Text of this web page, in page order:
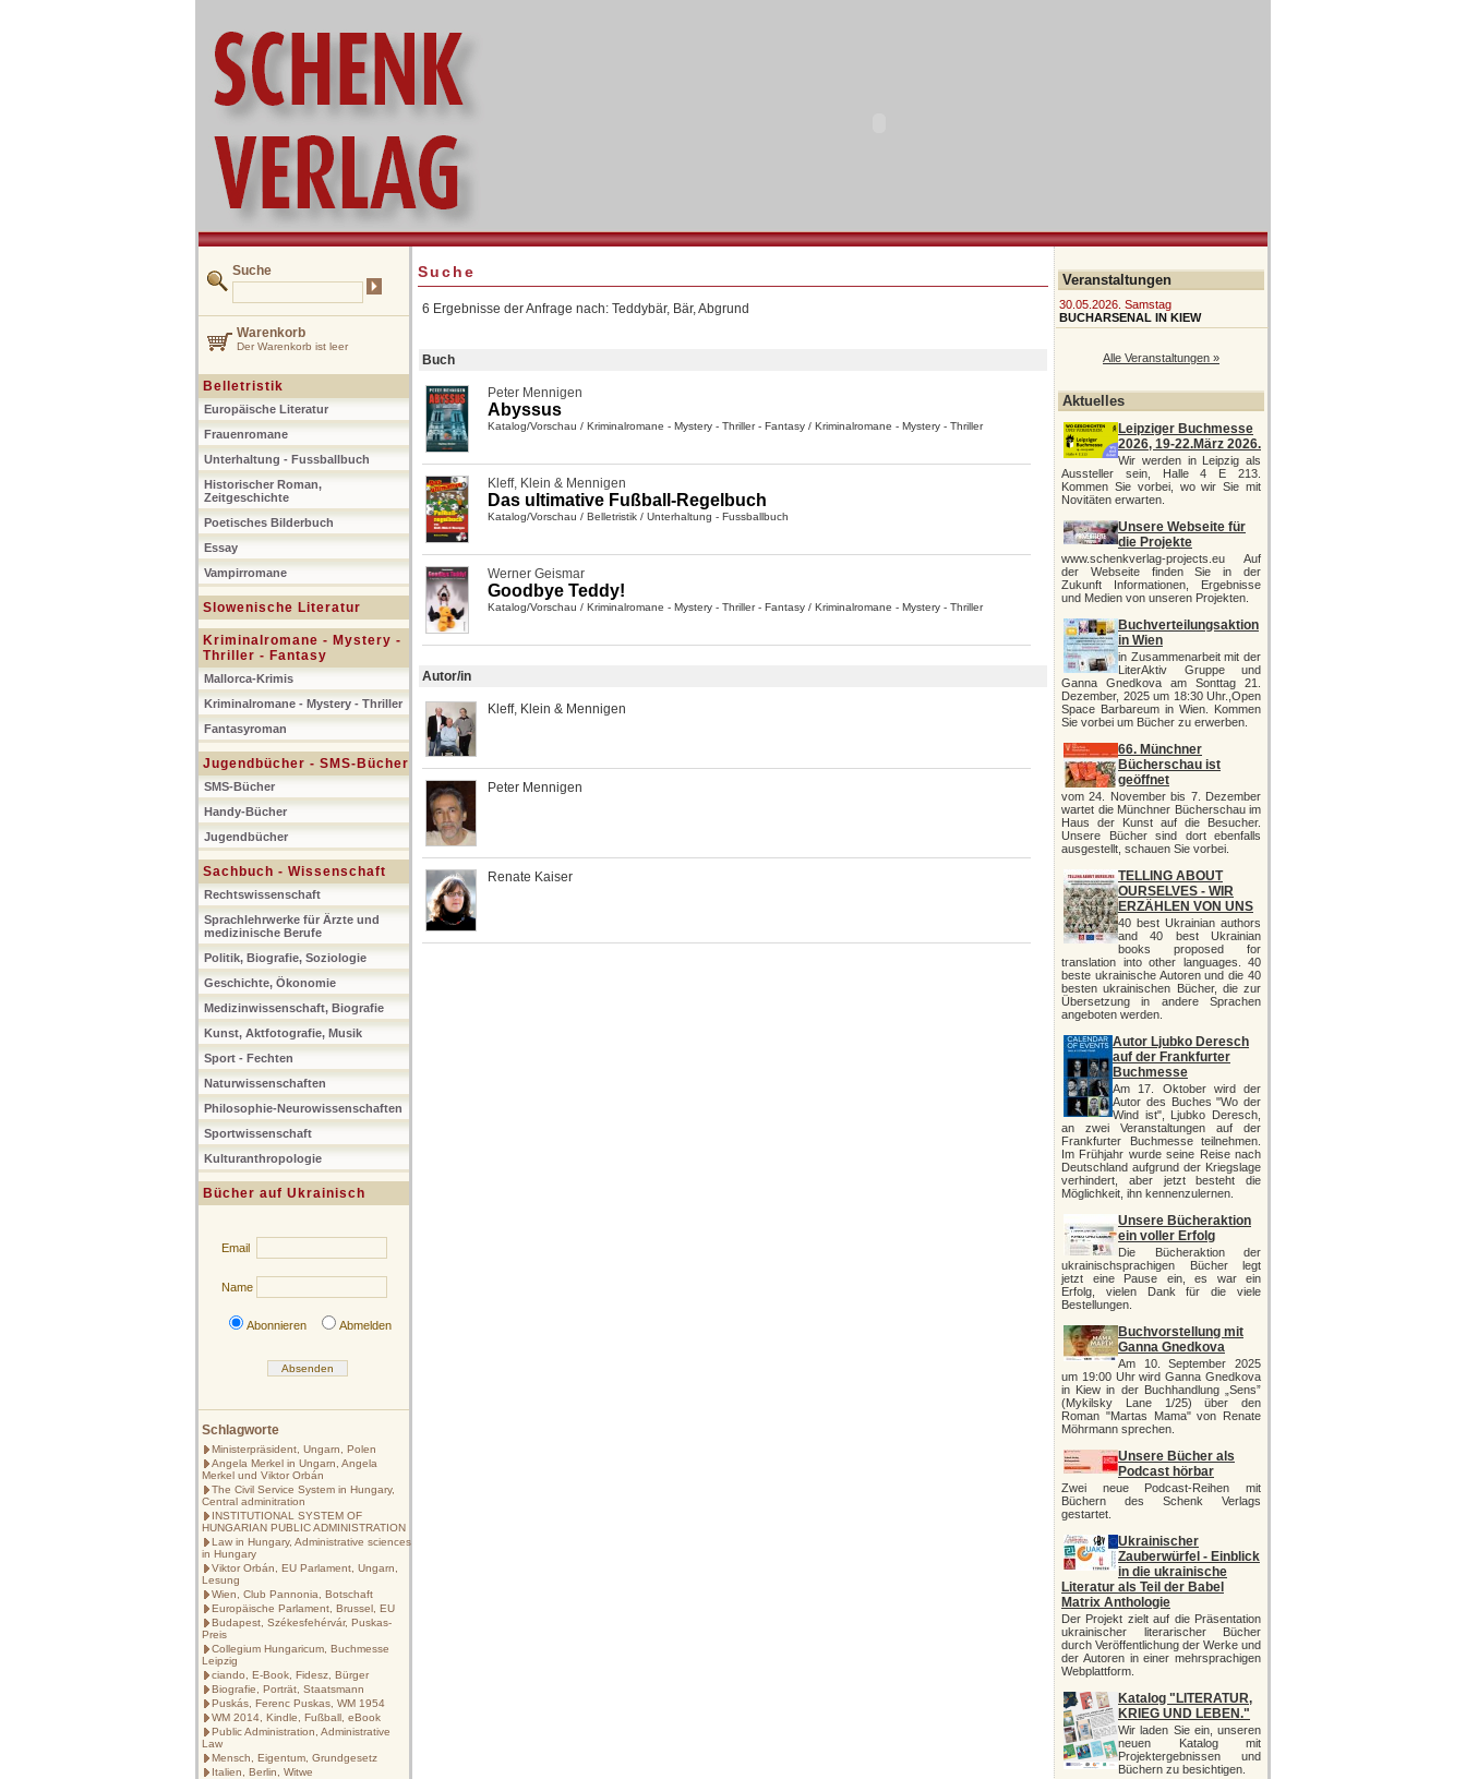
Suche
Warenkorb
Der Warenkorb ist leer
Belletristik
Europäische Literatur
Frauenromane
Unterhaltung - Fussballbuch
Historischer Roman,
Zeitgeschichte
Poetisches Bilderbuch
Essay
Vampirromane
Slowenische Literatur
Kriminalromane - Mystery -
Thriller - Fantasy
Mallorca-Krimis
Kriminalromane - Mystery - Thriller
Fantasyroman
Jugendbücher - SMS-Bücher
SMS-Bücher
Handy-Bücher
Jugendbücher
Sachbuch - Wissenschaft
Rechtswissenschaft
Sprachlehrwerke für Ärzte und
medizinische Berufe
Politik, Biografie, Soziologie
Geschichte, Ökonomie
Medizinwissenschaft, Biografie
Kunst, Aktfotografie, Musik
Sport - Fechten
Naturwissenschaften
Philosophie-Neurowissenschaften
Sportwissenschaft
Kulturanthropologie
Bücher auf Ukrainisch
Email
Name
Abonnieren Abmelden
Schlagworte
Ministerpräsident, Ungarn, Polen
Angela Merkel in Ungarn, Angela
Merkel und Viktor Orbán
The Civil Service System in Hungary,
Central adminitration
INSTITUTIONAL SYSTEM OF
HUNGARIAN PUBLIC ADMINISTRATION
Law in Hungary, Administrative sciences
in Hungary
Viktor Orbán, EU Parlament, Ungarn,
Lesung
Wien, Club Pannonia, Botschaft
Europäische Parlament, Brussel, EU
Budapest, Székesfehérvár, Puskas-
Preis
Collegium Hungaricum, Buchmesse
Leipzig
ciando, E-Book, Fidesz, Bürger
Biografie, Porträt, Staatsmann
Puskás, Ferenc Puskas, WM 1954
WM 2014, Kindle, Fußball, eBook
Public Administration, Administrative
Law
Mensch, Eigentum, Grundgesetz
Italien, Berlin, Witwe
Suche
6 Ergebnisse der Anfrage nach: Teddybär, Bär, Abgrund
Buch
Peter Mennigen
Abyssus
Katalog/Vorschau / Kriminalromane - Mystery - Thriller - Fantasy / Kriminalromane - Mystery - Thriller
Kleff, Klein & Mennigen
Das ultimative Fußball-Regelbuch
Katalog/Vorschau / Belletristik / Unterhaltung - Fussballbuch
Werner Geismar
Goodbye Teddy!
Katalog/Vorschau / Kriminalromane - Mystery - Thriller - Fantasy / Kriminalromane - Mystery - Thriller
Autor/in
Kleff, Klein & Mennigen
Peter Mennigen
Renate Kaiser
Veranstaltungen
30.05.2026. Samstag
BUCHARSENAL IN KIEW
Alle Veranstaltungen »
Aktuelles
Leipziger Buchmesse
2026, 19-22.März 2026.
Wir werden in Leipzig als
Aussteller sein, Halle 4 E 213.
Kommen Sie vorbei, wo wir Sie mit
Novitäten erwarten.
Unsere Webseite für
die Projekte
www.schenkverlag-projects.eu Auf
der Webseite finden Sie in der
Zukunft Informationen, Ergebnisse
und Medien von unseren Projekten.
Buchverteilungsaktion
in Wien
in Zusammenarbeit mit der
LiterAktiv Gruppe und
Ganna Gnedkova am Sonttag 21.
Dezember, 2025 um 18:30 Uhr.,Open
Space Barbareum in Wien. Kommen
Sie vorbei um Bücher zu erwerben.
66. Münchner
Bücherschau ist
geöffnet
vom 24. November bis 7. Dezember
wartet die Münchner Bücherschau im
Haus der Kunst auf die Besucher.
Unsere Bücher sind dort ebenfalls
ausgestellt, schauen Sie vorbei.
TELLING ABOUT
OURSELVES - WIR
ERZÄHLEN VON UNS
40 best Ukrainian authors
and 40 best Ukrainian
books proposed for
translation into other languages. 40
beste ukrainische Autoren und die 40
besten ukrainischen Bücher, die zur
Übersetzung in andere Sprachen
angeboten werden.
Autor Ljubko Deresch
auf der Frankfurter
Buchmesse
Am 17. Oktober wird der
Autor des Buches "Wo der
Wind ist", Ljubko Deresch,
an zwei Veranstaltungen auf der
Frankfurter Buchmesse teilnehmen.
Im Frühjahr wurde seine Reise nach
Deutschland aufgrund der Kriegslage
verhindert, aber jetzt besteht die
Möglichkeit, ihn kennenzulernen.
Unsere Bücheraktion
ein voller Erfolg
Die Bücheraktion der
ukrainischsprachigen Bücher legt
jetzt eine Pause ein, es war ein
Erfolg, vielen Dank für die viele
Bestellungen.
Buchvorstellung mit
Ganna Gnedkova
Am 10. September 2025
um 19:00 Uhr wird Ganna Gnedkova
in Kiew in der Buchhandlung „Sens”
(Mykilsky Lane 1/25) über den
Roman "Martas Mama" von Renate
Möhrmann sprechen.
Unsere Bücher als
Podcast hörbar
Zwei neue Podcast-Reihen mit
Büchern des Schenk Verlags
gestartet.
Ukrainischer
Zauberwürfel - Einblick
in die ukrainische
Literatur als Teil der Babel
Matrix Anthologie
Der Projekt zielt auf die Präsentation
ukrainischer literarischer Bücher
durch Veröffentlichung der Werke und
der Autoren in einer mehrsprachigen
Webplattform.
Katalog "LITERATUR,
KRIEG UND LEBEN."
Wir laden Sie ein, unseren
neuen Katalog mit
Projektergebnissen und
Büchern zu besichtigen.